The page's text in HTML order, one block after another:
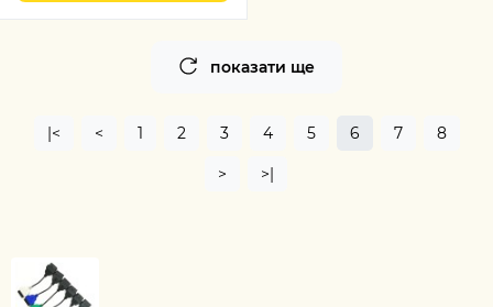
показати ще
|< < 1 2 3 4 5 6 7 8
> >|